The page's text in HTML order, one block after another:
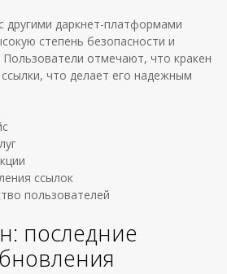
другими даркнет-платформами
степень безопасности и
отмечают, что кракен
что делает его надежным
ссылок
пользователей
последние